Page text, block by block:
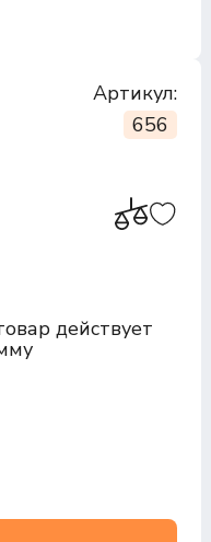
Артикул:
656
действует